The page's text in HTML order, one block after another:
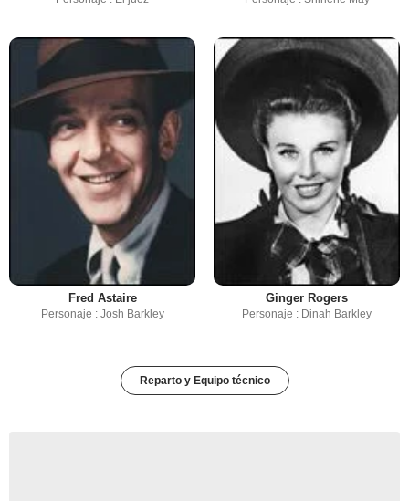
Fred Astaire
Personaje : Josh Barkley
Ginger Rogers
Personaje : Dinah Barkley
Reparto y Equipo técnico